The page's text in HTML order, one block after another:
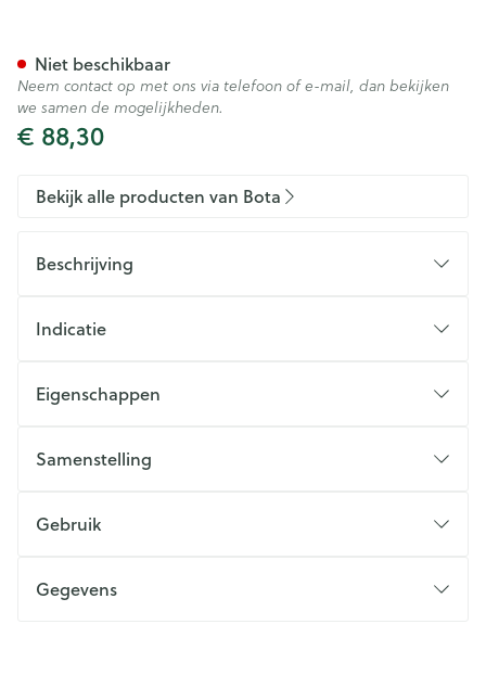
€ 88,30
Niet beschikbaar
Neem contact op met ons via telefoon of e-mail, dan bekijken
we samen de mogelijkheden.
Bekijk alle producten van Bota
Beschrijving
Indicatie
Eigenschappen
Samenstelling
Gebruik
Gegevens